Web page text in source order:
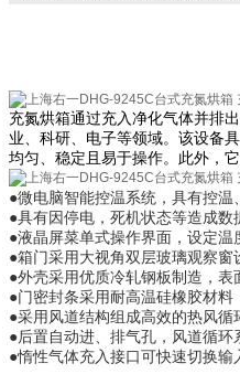
充氮烘箱通过充入净化气体并排
业、科研、电子等领域。该设备
均匀、稳定且易于操作。此外，
●微电脑智能控温系统，具有控
●具有因停电，死机状态等造成
●液晶屏菜单式操作界面，设定
●箱门采用大视角双层玻璃观察
●外壳采用优质冷轧钢板制造，
●门密封条采用耐高温硅橡胶材
●采用风道结构组成高效的热风
●后置自动进、排气孔，风道循
●惰性气体充入接口可快速切换